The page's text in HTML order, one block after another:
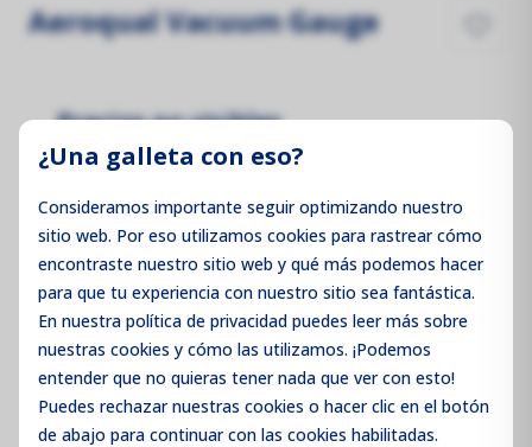
¿Una galleta con eso?
Consideramos importante seguir optimizando nuestro
sitio web. Por eso utilizamos cookies para rastrear cómo
encontraste nuestro sitio web y qué más podemos hacer
para que tu experiencia con nuestro sitio sea fantástica.
En nuestra política de privacidad puedes leer más sobre
nuestras cookies y cómo las utilizamos. ¡Podemos
entender que no quieras tener nada que ver con esto!
Puedes rechazarnuestras cookies o hacer clic en el botón
de abajo para continuar con las cookies habilitadas.
Aeroqual Vacuum Gauge
Precios no visibles
Inicie sesión para ver los precios
Iniciar sesión / Registrarse
Código de producto: AQMR23